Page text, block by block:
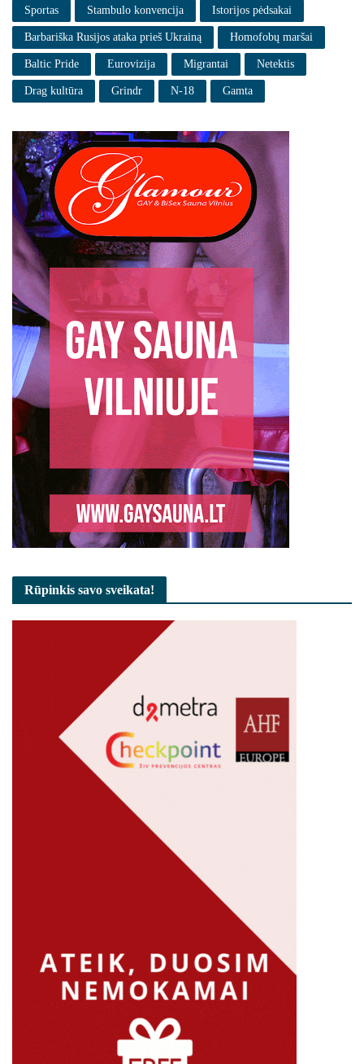
Sportas Stambulo konvencija Istorijos pėdsakai
Barbariška Rusijos ataka prieš Ukrainą Homofobų maršai
Baltic Pride Eurovizija Migrantai Netektis
Drag kultūra Grindr N-18 Gamta
Rūpinkis savo sveikata!